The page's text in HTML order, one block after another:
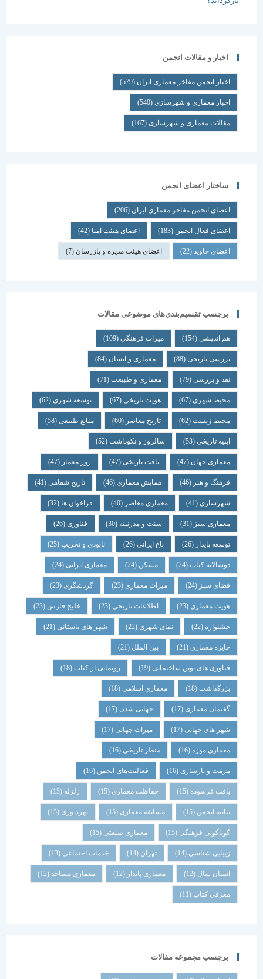
اخبار و مقالات انجمن
اخبار انجمن مفاخر معماری ایران (579)
اخبار معماری و شهرسازی(540)
مقالات معماری و شهرسازی(167)
ساختار اعضای انجمن
اعضای انجمن مفاخر معماری ایران (206)
اعضای فعال انجمن(183) اعضای هیئت امنا(42)
اعضای جاوید(22) اعضای هیئت مدیره و بازرسان(7)
برچسب تقسیم‌بندی‌های موضوعی مقالات
هم اندیشی (154) میراث فرهنگی (109)
بررسی تاریخی (88) معماری و انسان (84)
نقد و بررسی (79) معماری و طبیعت (71)
محیط شهری(67) هویت تاریخی(67) توسعه شهری(62)
محیط زیست(62) تاریخ معاصر(60) منابع طبیعی(58)
ابنیه تاریخی(53) سالروز و نکوداشت(52)
معماری جهان (47) بافت تاریخی(47) روز معمار(47)
فرهنگ و هنر(46) همایش معماری (46) تاریخ شفاهی (41)
شهرسازی(41) معماری معاصر(40) فراخوان ها (32)
معماری سبز(31) سنت و مدرنیته(30) فناوری (26)
توسعه پایدار(26) باغ ایرانی(26) نابودی و تخریب(25)
دوسالانه کتاب(24) مسکن (24) معماری ایرانی(24)
فضای سبز(24) میراث معماری (23) گردشگری (23)
هویت معماری (23) اطلاعات تاریخی(23) خلیج فارس(23)
جشنواره(22) نمای شهری(22) شهر های باستانی (21)
جایزه معماری (21) بین الملل(21)
فناوری های نوین ساختمانی(19) رونمایی از کتاب (18)
بزرگداشت (18) معماری اسلامی(18)
گفتمان معماری (17) جهانی شدن(17)
شهر های جهانی(17) میراث جهانی(17)
معماری موزه(16) منظر تاریخی (16)
مرمت و بازسازی(16) فعالیت‌های انجمن(16)
بافت فرسوده (15) حفاظت معماری (15) زلزله
بیانیه انجمن(15) مسابقه معماری (15) بهره وری(15)
گوناگونی فرهنگی (15) معماری صنعتی(15)
زیبایی شناسی (14) تهران خدمات اجتماعی (13)
استان سال(12) معماری پایدار (12) معماری مساجد(12)
معرفی کتاب(11)
برچسب مجموعه مقالات